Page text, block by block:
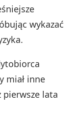
wykazać
miał inne
pierwsze lata